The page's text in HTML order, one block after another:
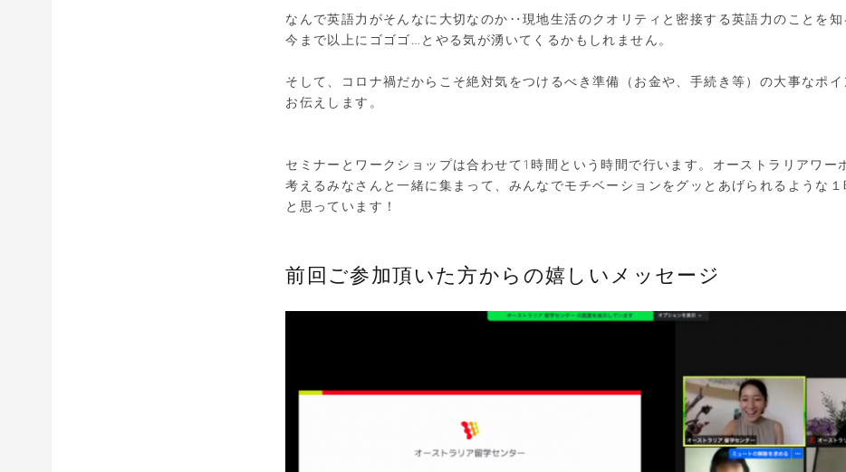
なんで英語力がそんなに大切なのか‥現地生活のクオリティと密接する英語力のことを知
今まで以上にゴゴゴ…とやる気が湧いてくるかもしれません。
そして、コロナ禍だからこそ絶対気をつけるべき準備（お金や、手続き等）の大事なポイ
お伝えします。
セミナーとワークショップは合わせて1時間という時間で行います。オーストラリアワー
考えるみなさんと一緒に集まって、みんなでモチベーションをグッとあげられるような
と思っています！
前回ご参加頂いた方からの嬉しいメッセージ